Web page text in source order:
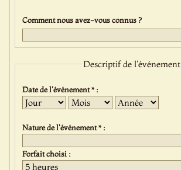
Comment nous avez-vous connus ?
Descriptif de l'événement
Date de l'événement * :
Jour Mois Année
Nature de l'événement * :
Forfait choisi :